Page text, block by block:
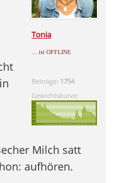
Tonia
... ist OFFLINE
Beiträge: 1754
Gewichtskurve:
Milch satt
aufhören.